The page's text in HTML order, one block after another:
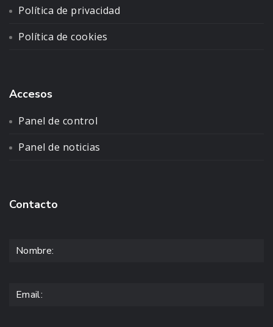
Política de privacidad
Política de cookies
Accesos
Panel de control
Panel de noticias
Contacto